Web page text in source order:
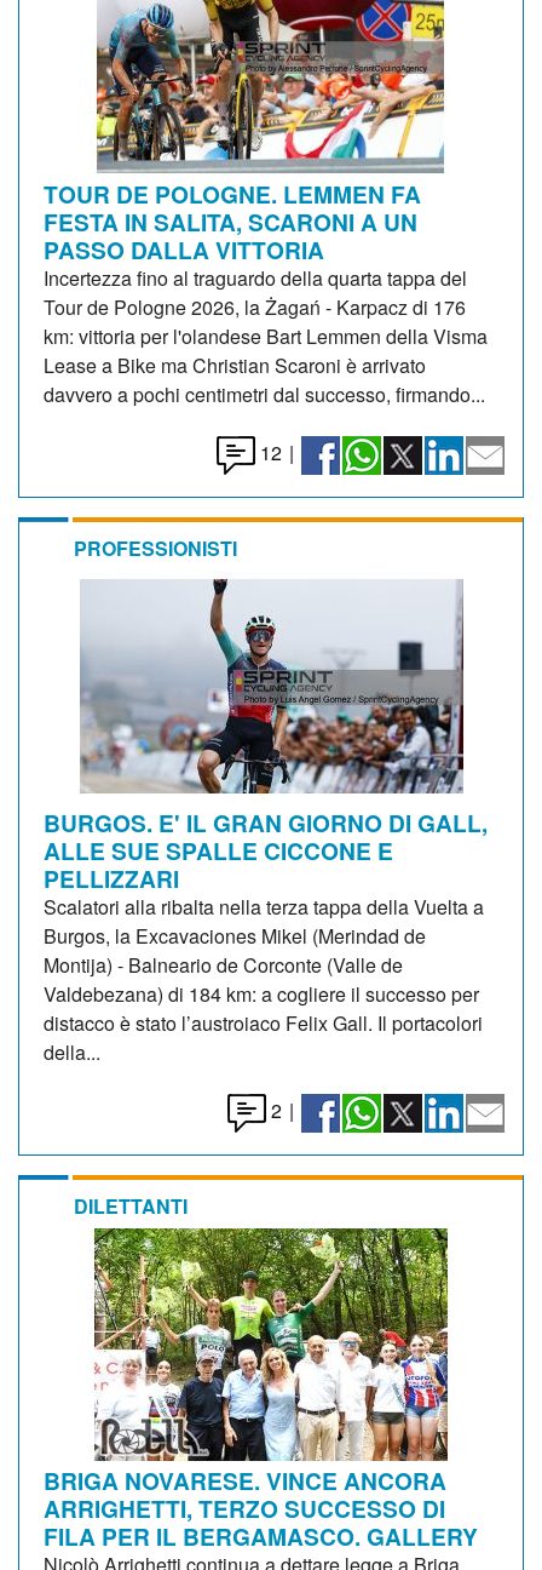
TOUR DE POLOGNE. LEMMEN FA
FESTA IN SALITA, SCARONI A UN
PASSO DALLA VITTORIA
Incertezza fino al traguardo della quarta tappa del
Tour de Pologne 2026, la Żagań - Karpacz di 176
km: vittoria per l'olandese Bart Lemmen della Visma
Lease a Bike ma Christian Scaroni è arrivato
davvero a pochi centimetri dal successo, firmando...
12 |
PROFESSIONISTI
BURGOS. E' IL GRAN GIORNO DI GALL,
ALLE SUE SPALLE CICCONE E
PELLIZZARI
Scalatori alla ribalta nella terza tappa della Vuelta a
Burgos, la Excavaciones Mikel (Merindad de
Montija) - Balneario de Corconte (Valle de
Valdebezana) di 184 km: a cogliere il successo per
distacco è stato l’austroiaco Felix Gall. Il portacolori
della...
2 |
DILETTANTI
BRIGA NOVARESE. VINCE ANCORA
ARRIGHETTI, TERZO SUCCESSO DI
FILA PER IL BERGAMASCO. GALLERY